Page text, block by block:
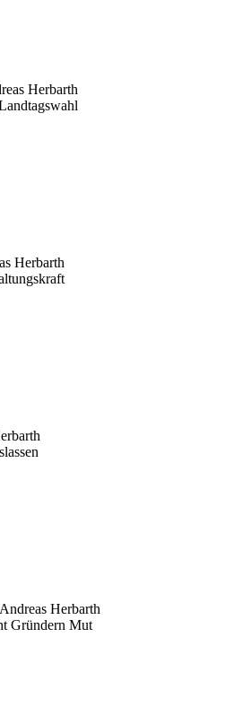
Herbarth
Herbarth
Andreas Herbarth
Gründern Mut